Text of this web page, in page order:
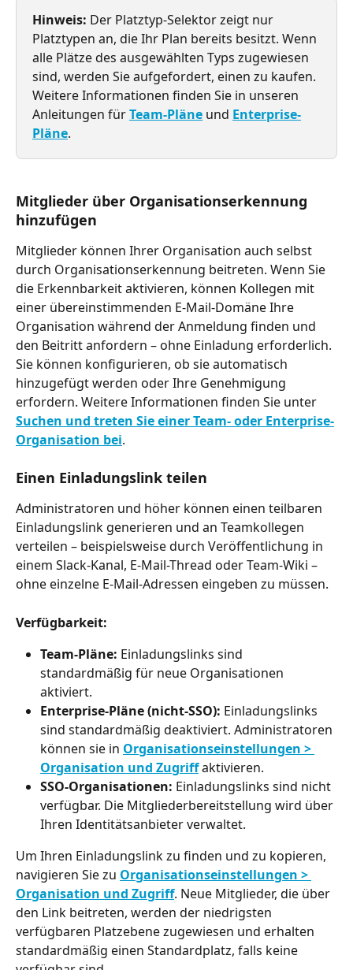
Hinweis: Der Platztyp-Selektor zeigt nur
Platztypen an, die Ihr Plan bereits besitzt. Wenn
alle Plätze des ausgewählten Typs zugewiesen
sind, werden Sie aufgefordert, einen zu kaufen.
Weitere Informationen finden Sie in unseren
Anleitungen für Team-Pläne und Enterprise-
Pläne.
Mitglieder über Organisationserkennung
hinzufügen
Mitglieder können Ihrer Organisation auch selbst
durch Organisationserkennung beitreten. Wenn Sie
die Erkennbarkeit aktivieren, können Kollegen mit
einer übereinstimmenden E-Mail-Domäne Ihre
Organisation während der Anmeldung finden und
den Beitritt anfordern – ohne Einladung erforderlich.
Sie können konfigurieren, ob sie automatisch
hinzugefügt werden oder Ihre Genehmigung
erfordern. Weitere Informationen finden Sie unter
Suchen und treten Sie einer Team- oder Enterprise-
Organisation bei.
Einen Einladungslink teilen
Administratoren und höher können einen teilbaren
Einladungslink generieren und an Teamkollegen
verteilen – beispielsweise durch Veröffentlichung in
einem Slack-Kanal, E-Mail-Thread oder Team-Wiki –
ohne einzelne E-Mail-Adressen eingeben zu müssen.
Verfügbarkeit:
Team-Pläne: Einladungslinks sind
standardmäßig für neue Organisationen
aktiviert.
Enterprise-Pläne (nicht-SSO): Einladungslinks
sind standardmäßig deaktiviert. Administratoren
können sie in Organisationseinstellungen >
Organisation und Zugriff aktivieren.
SSO-Organisationen: Einladungslinks sind nicht
verfügbar. Die Mitgliederbereitstellung wird über
Ihren Identitätsanbieter verwaltet.
Um Ihren Einladungslink zu finden und zu kopieren,
navigieren Sie zu Organisationseinstellungen >
Organisation und Zugriff. Neue Mitglieder, die über
den Link beitreten, werden der niedrigsten
verfügbaren Platzebene zugewiesen und erhalten
standardmäßig einen Standardplatz, falls keine